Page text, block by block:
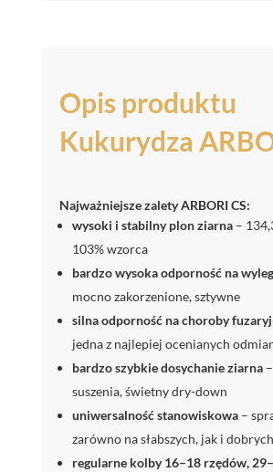
Opis produktu
Kukurydza
Najważniejsze zalety ARBORI CS:
wysoki i stabilny plon ziarna–
103% wzorca
bardzo wysoka odporność na
mocno zakorzenione, sztywne
silna odporność na choroby
jedna z najlepiej ocenianych
bardzo szybkie dosychanie ziarna–
suszenia, świetny dry-down
uniwersalność stanowiskowa–
zarówno na słabszych, jak i
regularne kolby 16–18 rzędów,